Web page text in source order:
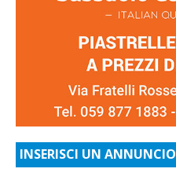
INSERISCI UN ANNUNCIO